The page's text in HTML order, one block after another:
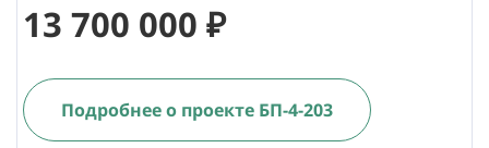
13 700 000 ₽
Подробнее о проекте БП-4-203